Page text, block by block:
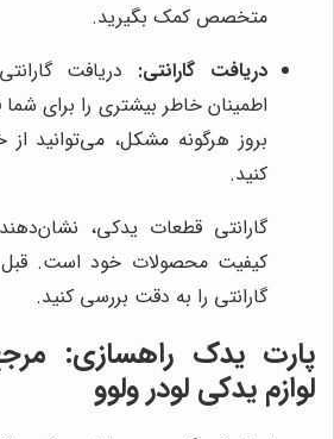
متخصص کمک بگیرید.
دریافت گارانتی: دریافت
اطمینان خاطر بیشتری را برای
بروز هرگونه مشکل، می‌توانید از
کنید.
گارانتی قطعات یدکی،
کیفیت محصولات خود است. قبل
گارانتی را به دقت بررسی کنید.
پارت یدک راهسازی:
لوازم یدکی لودر ولوو